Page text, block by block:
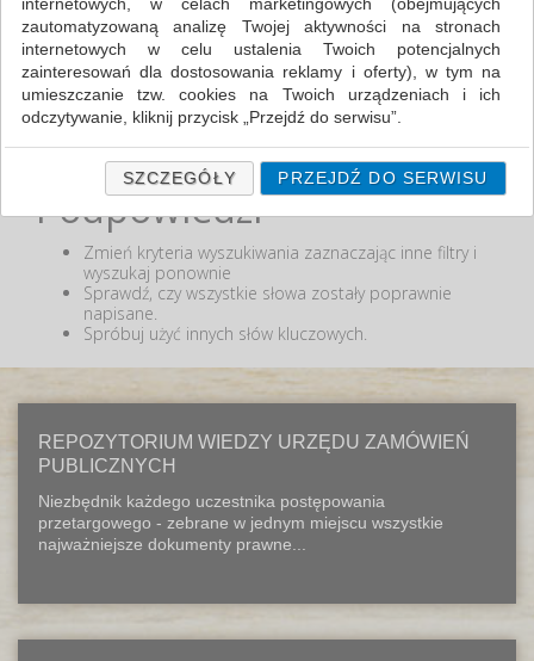
ODZNACZ
Nie odnaleziono produktów wg przyjętych kryteriów
lub podana fraza "" nie została odnaleziona.
Podpowiedzi
Zmień kryteria wyszukiwania zaznaczając inne filtry i
wyszukaj ponownie
Sprawdź, czy wszystkie słowa zostały poprawnie
napisane.
Spróbuj użyć innych słów kluczowych.
REPOZYTORIUM WIEDZY URZĘDU ZAMÓWIEŃ
PUBLICZNYCH
Niezbędnik każdego uczestnika postępowania
przetargowego - zebrane w jednym miejscu wszystkie
najważniejsze dokumenty prawne...
zautomatyzowaną analizę Twojej aktywności na stronach
internetowych w celu ustalenia Twoich potencjalnych
zainteresowań dla dostosowania reklamy i oferty), w tym na
umieszczanie tzw. cookies na Twoich urządzeniach i ich
odczytywanie, kliknij przycisk „Przejdź do serwisu”.
Jeśli nie chcesz wyrazić zgody lub ograniczyć jej zakres, kliknij
„Szczegóły”, gdzie znajdziesz wszelkie informacje o tym jak to
zrobić . Te same informacje znajdziesz także na podstronie z
naszą polityką prywatności obowiązującą od 25 maja 2018.
W przypadku użytkowników zalogowanych, ważna jest Państwa
wcześniejsza zgoda której udzieliliście podczas zakładania
konta. Każda Państwa zgoda jest dobrowolna i można ją w
dowolnym momencie wycofać.
Klauzula Informacyjna (rozwiń)
SZCZEGÓŁY PRZEJDŹ DO SERWISU